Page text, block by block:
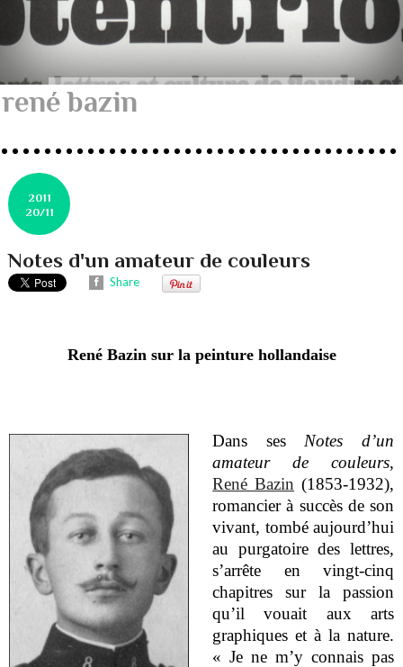
rené bazin
2011
20/11
Notes d'un amateur de couleurs
Share
René Bazin sur la peinture hollandaise
Dans ses Notes d’un
amateur de couleurs,
René Bazin (1853-1932),
romancier à succès de son
vivant, tombé aujourd’hui
au purgatoire des lettres,
s’arrête en vingt-cinq
chapitres sur la passion
qu’il vouait aux arts
graphiques et à la nature.
« Je ne m’y connais pas